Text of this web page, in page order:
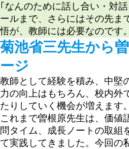
｢なんのために話し合い・対
ールまで、さらにはその先ま
悟が、教師には必要なのです。
菊池省三先生から
ージ
教師として経験を積み、中堅
力の向上はもちろん、校内外
たりしていく機会が増えます。
これまで曽根原先生は、価値
問タイム、成長ノートの取組
て実践してきました。今回の